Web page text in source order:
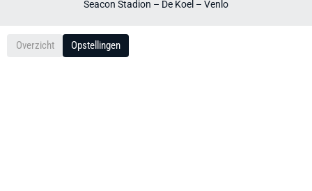
Seacon Stadion – De Koel – Venlo
Overzicht Opstellingen